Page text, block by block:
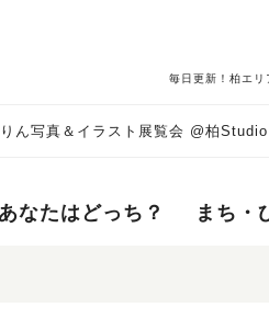
毎日更新！柏エリ
りん写真＆イラスト展覧会 @柏
あなたはどっち？ まち・